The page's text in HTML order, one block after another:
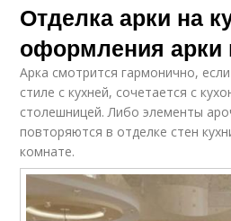
Отделка арки на
оформления арки
Арка смотрится гармонично,
стиле с кухней, сочетается с
столешницей. Либо элементы
повторяются в отделке стен
комнате.